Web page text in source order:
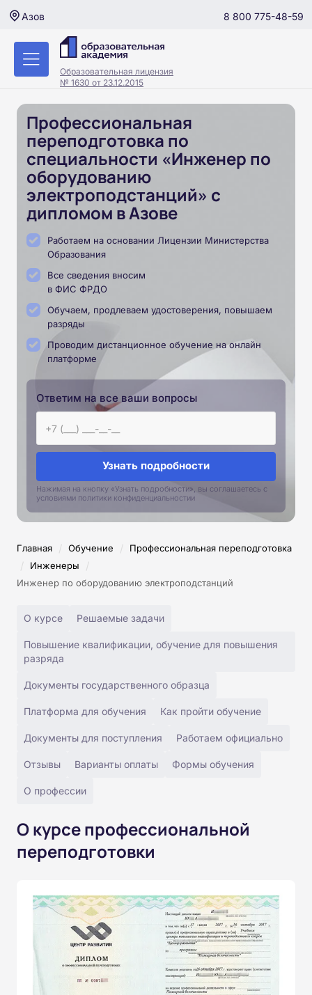
Азов 8 800 775-48-59
Образовательная лицензия
№ 1630 от 23.12.2015
Профессиональная
переподготовка по
специальности «Инженер по
оборудованию
электроподстанций» с
дипломом в Азове
Работаем на основании Лицензии Министерства
Образования
Все сведения вносим
в ФИС ФРДО
Обучаем, продлеваем удостоверения, повышаем
разряды
Проводим дистанционное обучение на онлайн
платформе
Ответим на все ваши вопросы
Узнать подробности
Нажимая на кнопку «Узнать подробности», вы соглашаетесь с
условиями политики конфиденциальностии
Главная / Обучение / Профессиональная переподготовка
/ Инженеры /
Инженер по оборудованию электроподстанций
О курсе Решаемые задачи
Повышение квалификации, обучение для повышения
разряда
Документы государственного образца
Платформа для обучения Как пройти обучение
Документы для поступления Работаем официально
Отзывы Варианты оплаты Формы обучения
О профессии
О курсе профессиональной
переподготовки